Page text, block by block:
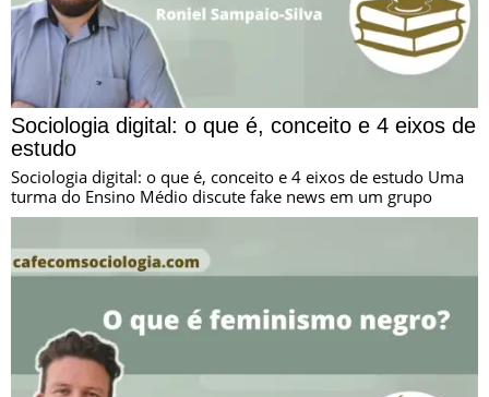
Sociologia digital: o que é, conceito e 4 eixos de
estudo
Sociologia digital: o que é, conceito e 4 eixos de estudo Uma
turma do Ensino Médio discute fake news em um grupo